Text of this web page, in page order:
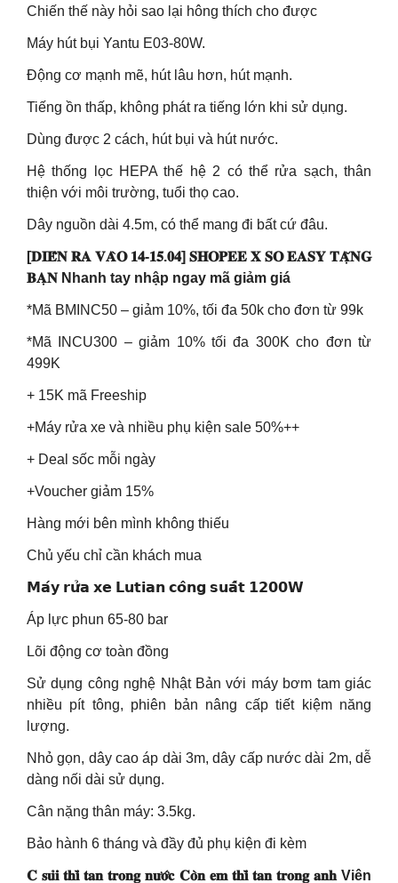
Chiến thế này hỏi sao lại hông thích cho được
Máy hút bụi Yantu E03-80W.
Động cơ mạnh mẽ, hút lâu hơn, hút mạnh.
Tiếng ồn thấp, không phát ra tiếng lớn khi sử dụng.
Dùng được 2 cách, hút bụi và hút nước.
Hệ thống lọc HEPA thế hệ 2 có thể rửa sạch, thân
thiện với môi trường, tuổi thọ cao.
Dây nguồn dài 4.5m, có thể mang đi bất cứ đâu.
[𝐃𝐈𝐄̂̃𝐍 𝐑𝐀 𝐕𝐀̀𝐎 𝟏𝟒-𝟏𝟓.𝟎𝟒] 𝐒𝐇𝐎𝐏𝐄𝐄 𝐗 𝐒𝐎 𝐄𝐀𝐒𝐘 𝐓𝐀̣̆𝐍𝐆
𝐁𝐀̣𝐍 Nhanh tay nhập ngay mã giảm giá
*Mã BMINC50 – giảm 10%, tối đa 50k cho đơn từ 99k
*Mã INCU300 – giảm 10% tối đa 300K cho đơn từ
499K
+ 15K mã Freeship
+Máy rửa xe và nhiều phụ kiện sale 50%++
+ Deal sốc mỗi ngày
+Voucher giảm 15%
Hàng mới bên mình không thiếu
Chủ yếu chỉ cần khách mua
𝗠𝗮́𝘆 𝗿𝘂̛̉𝗮 𝘅𝗲 𝗟𝘂𝘁𝗶𝗮𝗻 𝗰𝗼̂𝗻𝗴 𝘀𝘂𝗮̂́𝘁 𝟭𝟮𝟬𝟬𝗪
Áp lực phun 65-80 bar
Lõi động cơ toàn đồng
Sử dụng công nghệ Nhật Bản với máy bơm tam giác
nhiều pít tông, phiên bản nâng cấp tiết kiệm năng
lượng.
Nhỏ gọn, dây cao áp dài 3m, dây cấp nước dài 2m, dễ
dàng nối dài sử dụng.
Cân nặng thân máy: 3.5kg.
Bảo hành 6 tháng và đầy đủ phụ kiện đi kèm
𝐂 𝐬𝐮̉𝐢 𝐭𝐡𝐢̀ 𝐭𝐚𝐧 𝐭𝐫𝐨𝐧𝐠 𝐧𝐮̛𝐨̛́𝐜 𝐂𝐨̀𝐧 𝐞𝐦 𝐭𝐡𝐢̀ 𝐭𝐚𝐧 𝐭𝐫𝐨𝐧𝐠 𝐚𝐧𝐡 Viên